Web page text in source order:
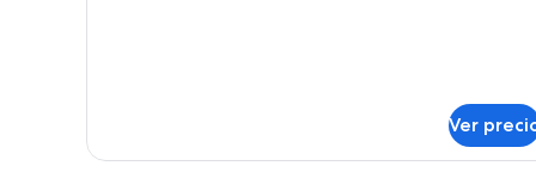
Ver